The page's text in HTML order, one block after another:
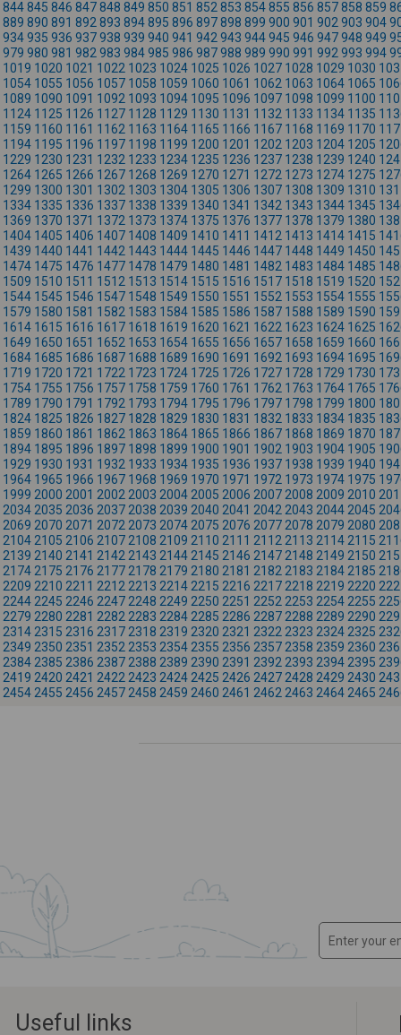
844845 846 847848 849 850 851 852 853 854855 856 857858 859
889 890 891 892 893 894895 896 897898 899 900 901 902 903 904
934935 936 937938 939 940 941 942 943 944945 946 947948 949
979 980 981 982 983 984985 986 987988 989 990 991 992 993 994
1019 1020 1021 1022 1023 1024 1025 1026 1027 1028 1029 1030
1054 1055 1056 1057 1058 1059 1060 1061 1062 1063 1064 1065
1089 1090 1091 1092 1093 1094 1095 1096 1097 1098 1099 1100
1124 1125 1126 1127 1128 1129 1130 1131 1132 1133 1134 1135
1159 1160 1161 1162 1163 1164 1165 1166 1167 1168 1169 1170
1194 1195 1196 1197 1198 1199 1200 1201 1202 1203 1204 1205
1229 1230 1231 1232 1233 1234 1235 1236 1237 1238 1239 1240
1264 1265 1266 1267 1268 1269 1270 1271 1272 1273 1274 1275
1299 1300 1301 1302 1303 1304 1305 1306 1307 1308 1309 1310
1334 1335 1336 1337 1338 1339 1340 1341 1342 1343 1344 1345
1369 1370 1371 1372 1373 1374 1375 1376 1377 1378 1379 1380
1404 1405 1406 1407 1408 1409 1410 1411 1412 1413 1414 1415
1439 1440 1441 1442 1443 1444 1445 1446 1447 1448 1449 1450
1474 1475 1476 1477 1478 1479 1480 1481 1482 1483 1484 1485
1509 1510 1511 1512 1513 1514 1515 1516 1517 1518 1519 1520
1544 1545 1546 1547 1548 1549 1550 1551 1552 1553 1554 1555
1579 1580 1581 1582 1583 1584 1585 1586 1587 1588 1589 1590
1614 1615 1616 1617 1618 1619 1620 1621 1622 1623 1624 1625
1649 1650 1651 1652 1653 1654 1655 1656 1657 1658 1659 1660
1684 1685 1686 1687 1688 1689 1690 1691 1692 1693 1694 1695
1719 1720 1721 1722 1723 1724 1725 1726 1727 1728 1729 1730
1754 1755 1756 1757 1758 1759 1760 1761 1762 1763 1764 1765
1789 1790 1791 1792 1793 1794 1795 1796 1797 1798 1799 1800
1824 1825 1826 1827 1828 1829 1830 1831 1832 1833 1834 1835
1859 1860 1861 1862 1863 1864 1865 1866 1867 1868 1869 1870
1894 1895 1896 1897 1898 1899 1900 1901 1902 1903 1904 1905
1929 1930 1931 1932 1933 1934 1935 1936 1937 1938 1939 1940
1964 1965 1966 1967 1968 1969 1970 1971 1972 1973 1974 1975
1999 2000 2001 2002 2003 2004 2005 2006 2007 2008 2009 2010
2034 2035 2036 2037 2038 2039 2040 2041 2042 2043 2044 2045
2069 2070 2071 2072 2073 2074 2075 2076 2077 2078 2079 2080
2104 2105 2106 2107 2108 2109 2110 2111 2112 2113 2114 2115
2139 2140 2141 2142 2143 2144 2145 2146 2147 2148 2149 2150
2174 2175 2176 2177 2178 2179 2180 2181 2182 2183 2184 2185
2209 2210 2211 2212 2213 2214 2215 2216 2217 2218 2219 2220
2244 2245 2246 2247 2248 2249 2250 2251 2252 2253 2254 2255
2279 2280 2281 2282 2283 2284 2285 2286 2287 2288 2289 2290
2314 2315 2316 2317 2318 2319 2320 2321 2322 2323 2324 2325
2349 2350 2351 2352 2353 2354 2355 2356 2357 2358 2359 2360
2384 2385 2386 2387 2388 2389 2390 2391 2392 2393 2394 2395
2419 2420 2421 2422 2423 2424 2425 2426 2427 2428 2429 2430
2454 2455 2456 2457 2458 2459 2460 2461 2462 2463 2464 2465
Useful links